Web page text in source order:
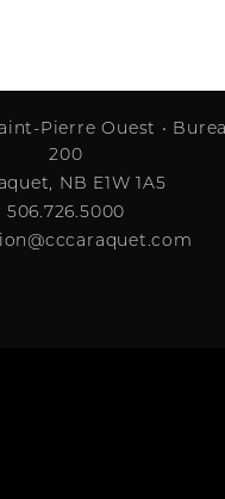
Pierre Ouest •
200
NB E1W 1A5
506.726.5000